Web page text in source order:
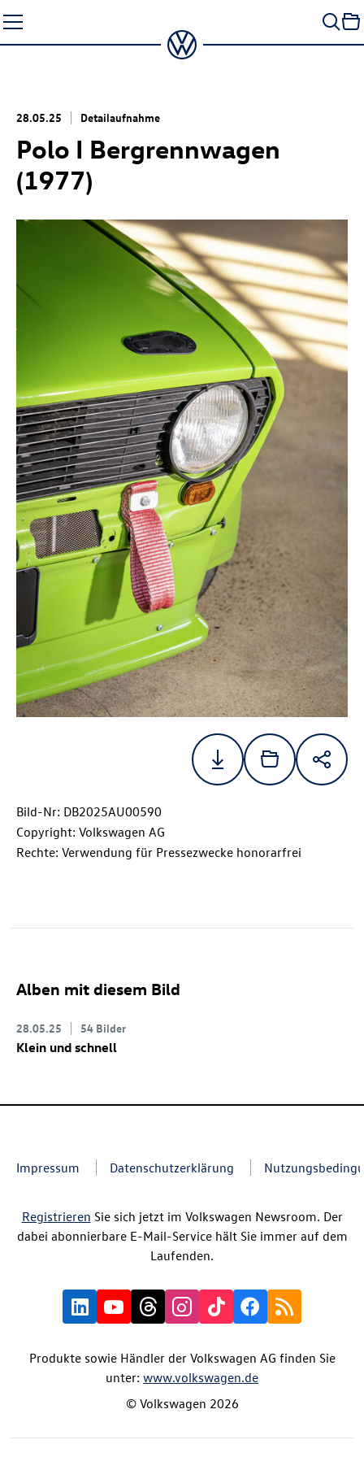
Seiteninhalt
springen
28.05.25 Detailaufnahme
Polo I Bergrennwagen
(1977)
Bild-Nr: DB2025AU00590
Copyright: Volkswagen AG
Rechte: Verwendung für Pressezwecke honorarfrei
Alben mit diesem Bild
28.05.25 54 Bilder
Klein und schnell
Impressum Datenschutzerklärung
Registrieren Sie sich jetzt im Volkswagen Newsroom. Der
dabei abonnierbare E-Mail-Service hält Sie immer auf dem
Laufenden.
Produkte sowie Händler der Volkswagen AG finden Sie
unter: www.volkswagen.de
© Volkswagen 2026